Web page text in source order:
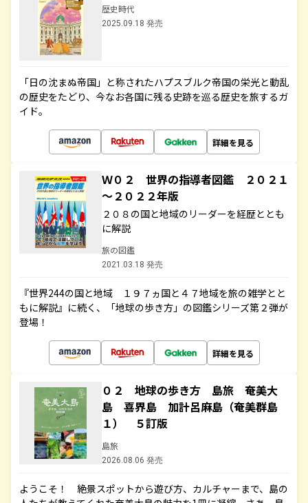
歴史時代
2025.09.18 発売
「日の沈まぬ帝国」と称されたハプスブルク帝国の栄光と動乱
の歴史をたどり、今なお各国に残る史跡を巡る歴史を旅するガ
イド。
詳細を見る
Ｗ０２ 世界の指導者図鑑 ２０２１
～２０２２年版
２０８の国と地域のリーダーを経歴ととも
に解説
旅の図鑑
2021.03.18 発売
『世界244の国と地域 １９７ヵ国と４７地域を旅の雑学とと
もに解説』に続く、「地球の歩き方」の図鑑シリーズ第２弾が
登場！
詳細を見る
０２ 地球の歩き方 島旅 奄美大
島 喜界島 加計呂麻島（奄美群島
１） ５訂版
島旅
2026.08.06 発売
ようこそ！ 絶景スポットから遊び方、カルチャーまで、島の